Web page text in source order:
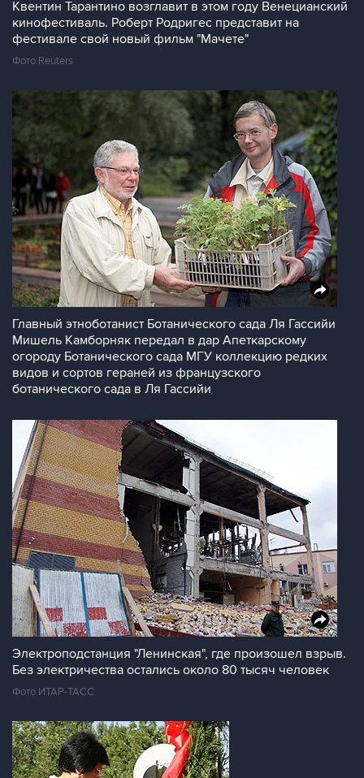
Квентин Тарантино возглавит в этом году Венецианский
кинофестиваль. Роберт Родригес представит на
фестивале свой новый фильм "Мачете"
Фото Reuters
Главный этноботанист Ботанического сада Ля Гассийи
Мишель Камборняк передал в дар Апеткарскому
огороду Ботанического сада МГУ коллекцию редких
видов и сортов гераней из французского
ботанического сада в Ля Гассийи
Электроподстанция "Ленинская", где произошел взрыв.
Без электричества остались около 80 тысяч человек
Фото ИТАР-ТАСС